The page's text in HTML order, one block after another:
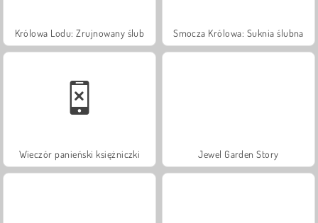
Królowa Lodu: Zrujnowany ślub Smocza Królowa: Suknia ślubna
Wieczór panieński księżniczki Jewel Garden Story